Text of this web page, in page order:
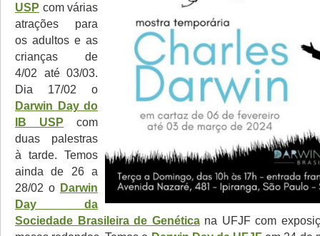
USP com várias
atrações para
os adultos e as
crianças de
4/02 até 03/03.
Dia 17/02 o
Darwin Day do
IB USP com
duas palestras
à tarde. Temos
ainda de 26 a
28/02 o Darwin
Day da
Sociedade Brasileira de Genéticana UFJF com